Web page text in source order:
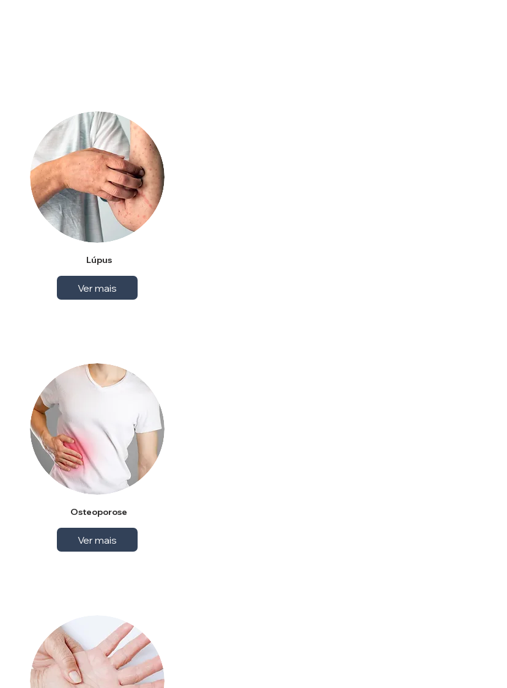
Lúpus
Ver mais
Osteoporose
Ver mais